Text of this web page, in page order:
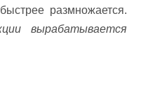
размножается.
вырабатывается